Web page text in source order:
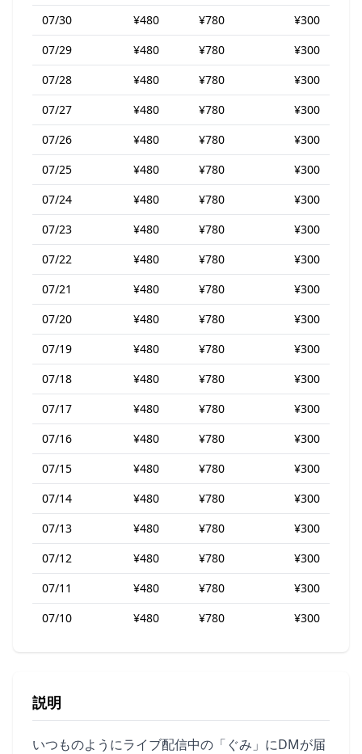
07/30 ¥480 ¥780
¥300
07/29
¥480 ¥780
¥300
07/28
¥480 ¥780
¥300
07/27
¥480 ¥780
¥300
07/26
¥480 ¥780
¥300
07/25
¥480 ¥780
¥300
07/24
¥480 ¥780
¥300
07/23
¥480 ¥780
¥300
07/22
¥480 ¥780
¥300
07/21
¥480 ¥780
¥300
07/20
¥480 ¥780
¥300
07/19
¥480 ¥780
¥300
07/18
¥480 ¥780
¥300
07/17
¥480 ¥780
¥300
07/16
¥480 ¥780
¥300
07/15
¥480 ¥780
¥300
07/14
¥480 ¥780
¥300
07/13
¥480 ¥780
¥300
07/12
¥480 ¥780
¥300
07/11
¥480 ¥780
¥300
07/10
¥480 ¥780 ¥300
説明
いつものようにライブ配信中の「ぐみ」にDMが届